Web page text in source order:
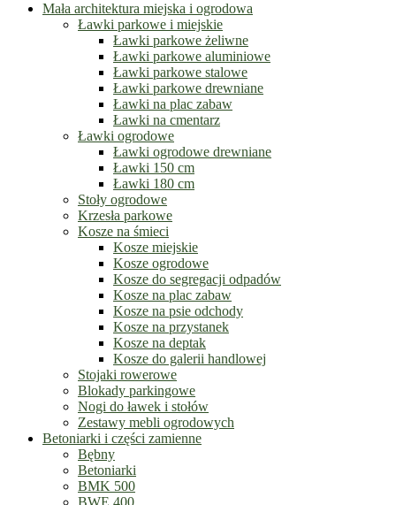
Mała architektura miejska i ogrodowa
Ławki parkowe i miejskie
Ławki parkowe żeliwne
Ławki parkowe aluminiowe
Ławki parkowe stalowe
Ławki parkowe drewniane
Ławki na plac zabaw
Ławki na cmentarz
Ławki ogrodowe
Ławki ogrodowe drewniane
Ławki 150 cm
Ławki 180 cm
Stoły ogrodowe
Krzesła parkowe
Kosze na śmieci
Kosze miejskie
Kosze ogrodowe
Kosze do segregacji odpadów
Kosze na plac zabaw
Kosze na psie odchody
Kosze na przystanek
Kosze na deptak
Kosze do galerii handlowej
Stojaki rowerowe
Blokady parkingowe
Nogi do ławek i stołów
Zestawy mebli ogrodowych
Betoniarki i części zamienne
Bębny
Betoniarki
BMK 500